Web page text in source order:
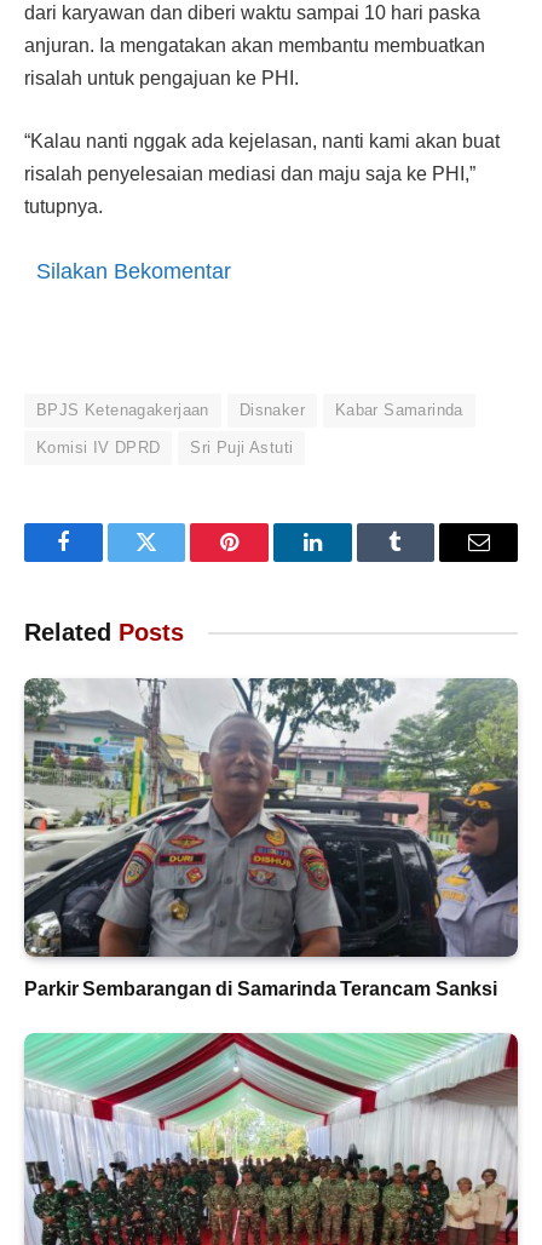
dari karyawan dan diberi waktu sampai 10 hari paska
anjuran. Ia mengatakan akan membantu membuatkan
risalah untuk pengajuan ke PHI.
“Kalau nanti nggak ada kejelasan, nanti kami akan buat
risalah penyelesaian mediasi dan maju saja ke PHI,”
tutupnya.
Silakan Bekomentar
BPJS Ketenagakerjaan Disnaker Kabar Samarinda
Komisi IV DPRD Sri Puji Astuti
FacebookTwitter Pinterest LinkedInTumblr Email
Related Posts
Parkir Sembarangan di Samarinda Terancam Sanksi